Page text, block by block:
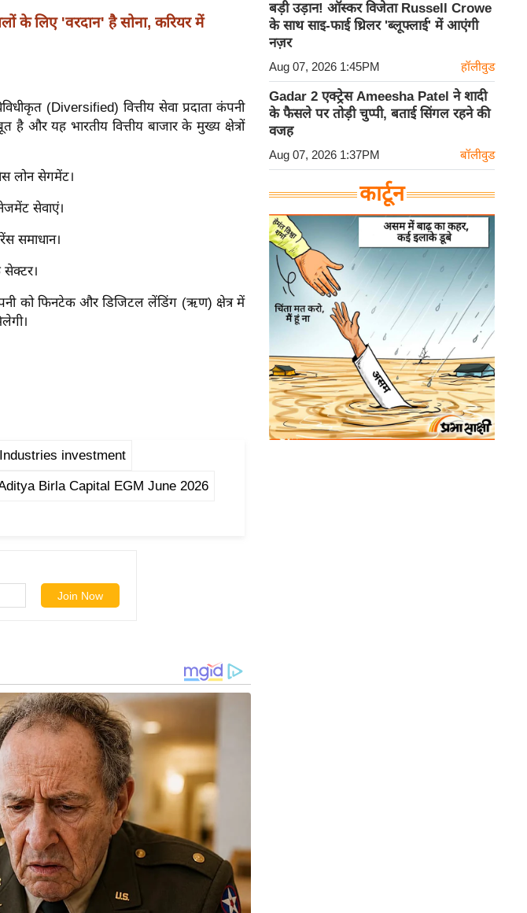
के लिए 'वरदान' है सोना, करियर में
(Diversified) वित्तीय सेवा प्रदाता कंपनी
और यह भारतीय वित्तीय बाजार के मुख्य क्षेत्रों
लोन सेगमेंट।
सेवाएं।
समाधान।
को फिनटेक और डिजिटल लेंडिंग (ऋण) क्षेत्र में
investment
Birla Capital EGM June 2026
बड़ी उड़ान! ऑस्कर विजेता Russell Crowe
के साथ साइ-फाई थ्रिलर 'ब्लूफ्लाई' में आएंगी
नज़र
Aug 07, 2026 1:45PM हॉलीवुड
Gadar 2 एक्ट्रेस Ameesha Patel ने शादी
के फैसले पर तोड़ी चुप्पी, बताई सिंगल रहने की
वजह
Aug 07, 2026 1:37PM बॉलीवुड
कार्टून